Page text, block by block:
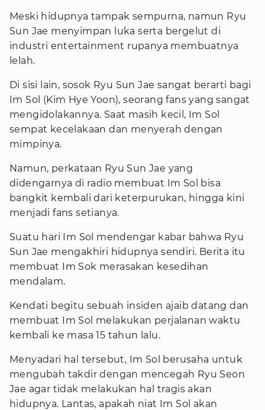
Meski hidupnya tampak sempurna, namun Ryu
Sun Jae menyimpan luka serta bergelut di
industri entertainment rupanya membuatnya
lelah.
Di sisi lain, sosok Ryu Sun Jae sangat berarti bagi
Im Sol (Kim Hye Yoon), seorang fans yang sangat
mengidolakannya. Saat masih kecil, Im Sol
sempat kecelakaan dan menyerah dengan
mimpinya.
Namun, perkataan Ryu Sun Jae yang
didengarnya di radio membuat Im Sol bisa
bangkit kembali dari keterpurukan, hingga kini
menjadi fans setianya.
Suatu hari Im Sol mendengar kabar bahwa Ryu
Sun Jae mengakhiri hidupnya sendiri. Berita itu
membuat Im Sok merasakan kesedihan
mendalam.
Kendati begitu sebuah insiden ajaib datang dan
membuat Im Sol melakukan perjalanan waktu
kembali ke masa 15 tahun lalu.
Menyadari hal tersebut, Im Sol berusaha untuk
mengubah takdir dengan mencegah Ryu Seon
Jae agar tidak melakukan hal tragis akan
hidupnya. Lantas, apakah niat Im Sol akan